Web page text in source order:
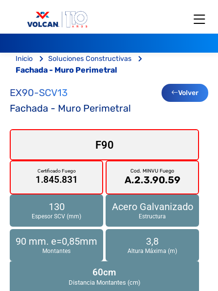
Inicio Soluciones Constructivas
Fachada - Muro Perimetral
EX90-SCV13 Volver
Fachada - Muro Perimetral
F90
Certificado Fuego
1.845.831
Cod. MINVU Fuego
A.2.3.90.59
130
Espesor SCV (mm)
Acero Galvanizado
Estructura
90 mm. e=0,85mm
Montantes
3,8
Altura Máxima (m)
60cm
Distancia Montantes (cm)